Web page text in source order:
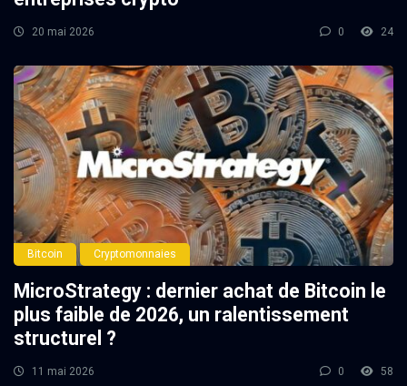
20 mai 2026 0 24
Bitcoin Cryptomonnaies
MicroStrategy : dernier achat de Bitcoin le
plus faible de 2026, un ralentissement
structurel ?
11 mai 2026 0 58